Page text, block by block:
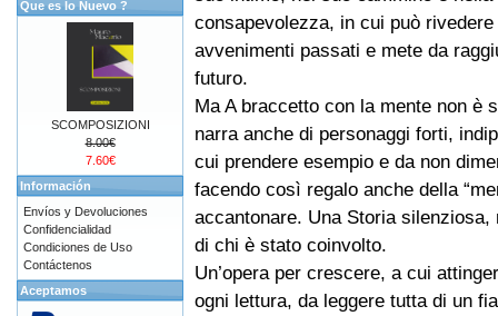
consapevolezza, in cui può
avvenimenti passati e mete da
futuro.
Ma A braccetto con la mente non è
narra anche di personaggi forti,
cui prendere esempio e da non
facendo così regalo anche della
accantonare. Una Storia
di chi è stato coinvolto.
Un’opera per crescere, a cui
ogni lettura, da leggere tutta di un
Que es lo Nuevo ?
SCOMPOSIZIONI
8.00€
7.60€
Información
Envíos y Devoluciones
Confidencialidad
Condiciones de Uso
Contáctenos
Aceptamos